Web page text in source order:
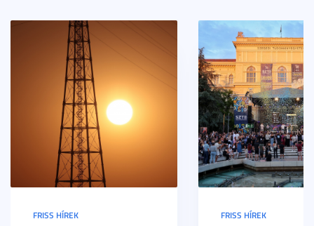
FRISS HÍREK FRISS HÍREK